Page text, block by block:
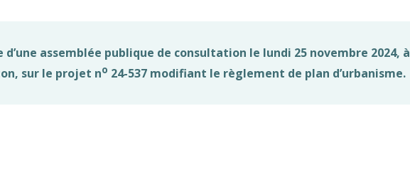
assemblée publique de consultation le lundi 25 novembre 2024, à
sur le projet no 24-537 modifiant le règlement de plan d’urbanisme.